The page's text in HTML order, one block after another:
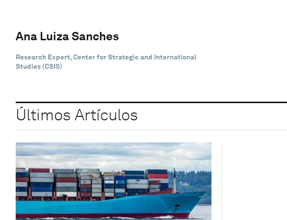
Ana Luiza Sanches
Research Expert, Center for Strategic and International
Studies (CSIS)
Últimos Artículos